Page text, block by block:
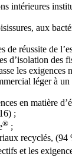
intérieures
aux
de réussite de
d’isolation des
les
léger à
en matière
;
® ;
recyclés, (94
et les